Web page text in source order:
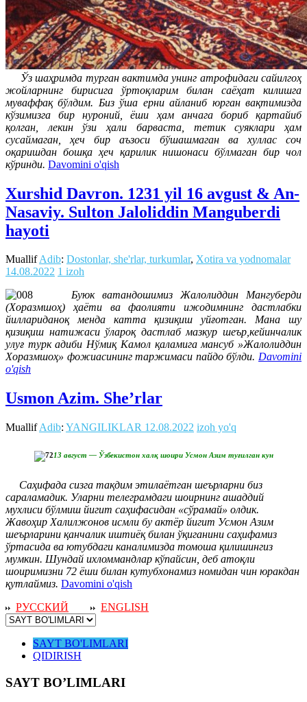
Ўз шаҳримда турган вактимда унинг атрофидаги сайилгоҳ
жойларнинг бирисига ўртоқларим билан саёҳат килишга
муваффақ бўлдим. Биз ўша ерни айланиб юрган вақтимизда
кўзимизга бир нуроний, ёши ҳам анчага бориб қартайиб
қолган, лекин ўзи ҳали барваста, тетик суяклари ҳам
сусаймаган, ҳеч бир аъзоси бўшашмаган ва хуллас соч
оқаришдан бошқа ҳеч қарилик нишонаси бўлмаган бир чол
кўринди. Davomini o'qish
Xurshid Davron. 1231 yil 16 avgust & An-
Nasaviy. Sulton Jaloliddin Manguberdi
hayoti
MuallifAdib: Dostonlar, she'rlar, turkumlar, Xotira va yodnomalar
14.08.2022 1 izoh
Буюк ватандошимиз Жалолиддин Мангуберди
(Хоразмшоҳ) ҳаёти ва фаолияти ижодимнинг дастлабки
йиллариданоқ менда катта қизиқиш уйғотган. Мана шу
қизиқиш натижаси ўлароқ дастлаб мазкур шеър,кейинчалик
улуғ турк адиби Нўмиқ Камол қаламига мансуб »Жалолиддин
Хоразмшоҳ» фожиасининг таржимаси пайдо бўлди. Davomini
o'qish
Usmon Azim. She’rlar
MuallifAdib: YANGILIKLAR 12.08.2022 izoh yo'q
13 август — Ўзбекистон халқ шоири Усмон Азим туғилган кун
Саҳифада сизга тақдим этилаётган шеърларни биз
сараламадик. Уларни телеграмдаги шоирнинг ашаддий
мухлиси бўлмиш йигит саҳифасидан «сўрамай» олдик.
Жавоҳир Халилжонов исмли бу актёр йигит Усмон Азим
шеърларини қанчалик иштиёқ билан ўқиганини саҳифамиз
ўртасида ва ютубдаги каналимизда томоша қилишингиз
мумкин. Шундай ихломмандлар кўпайсин, деб атоқли
шоиримизни 72 ёши билан кутубхонамиз номидан чин юракдан
қутлаймиз. Davomini o'qish
РУССКИЙ
ENGLISH
SAYT BO'LIMLARI
QIDIRISH
SAYT BO’LIMLARI